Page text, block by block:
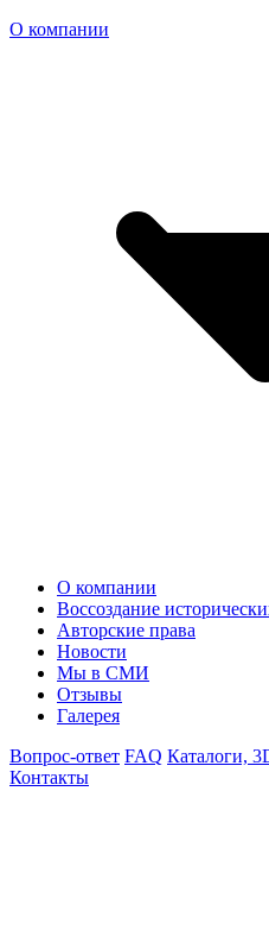
О компании
О компании
Воссоздание
Авторские права
Новости
Мы в СМИ
Отзывы
Галерея
Вопрос-ответ FAQ Каталоги,
Контакты